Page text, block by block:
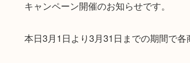
キャンペーン開催のお知らせです。
本日3月1日より3月31日までの期間で各